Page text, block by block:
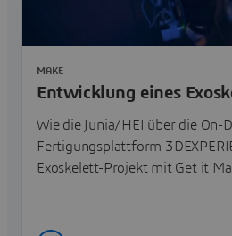
Entwicklung eines
Wie die Junia/HEI über die On-
Fertigungsplattform
Exoskelett-Projekt mit Get it
MAKE